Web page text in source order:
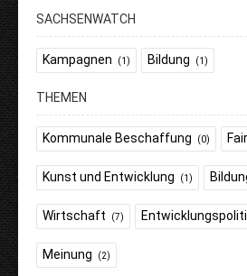
SACHSENWATCH
Kampagnen (1) Bildung (1)
THEMEN
Kommunale Beschaffung (0)
Kunst und Entwicklung (1)
Wirtschaft (7)
Meinung (2)